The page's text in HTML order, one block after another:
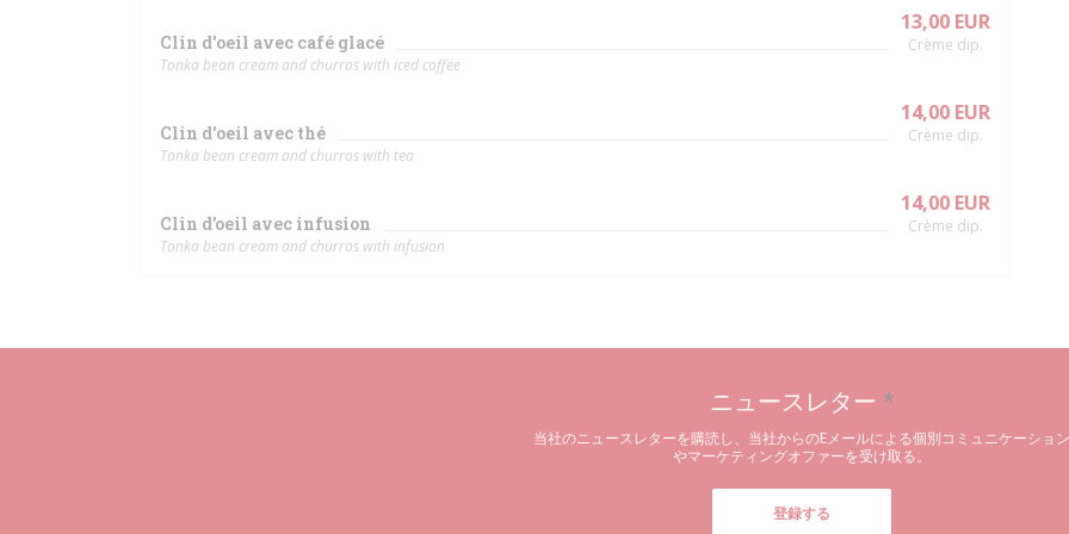
Clin d'oeil avec café glacé
13,00 EUR
Crème dip.
Tonka bean cream and churros with iced coffee
Clin d'oeil avec thé
14,00 EUR
Crème dip.
Tonka bean cream and churros with tea
Clin d’oeil avec infusion
14,00 EUR
Crème dip.
Tonka bean cream and churros with infusion
ニュースレター *
当社のニュースレターを購読し、当社からのEメールによる個別コミュニケーション
やマーケティングオファーを受け取る。
登録する